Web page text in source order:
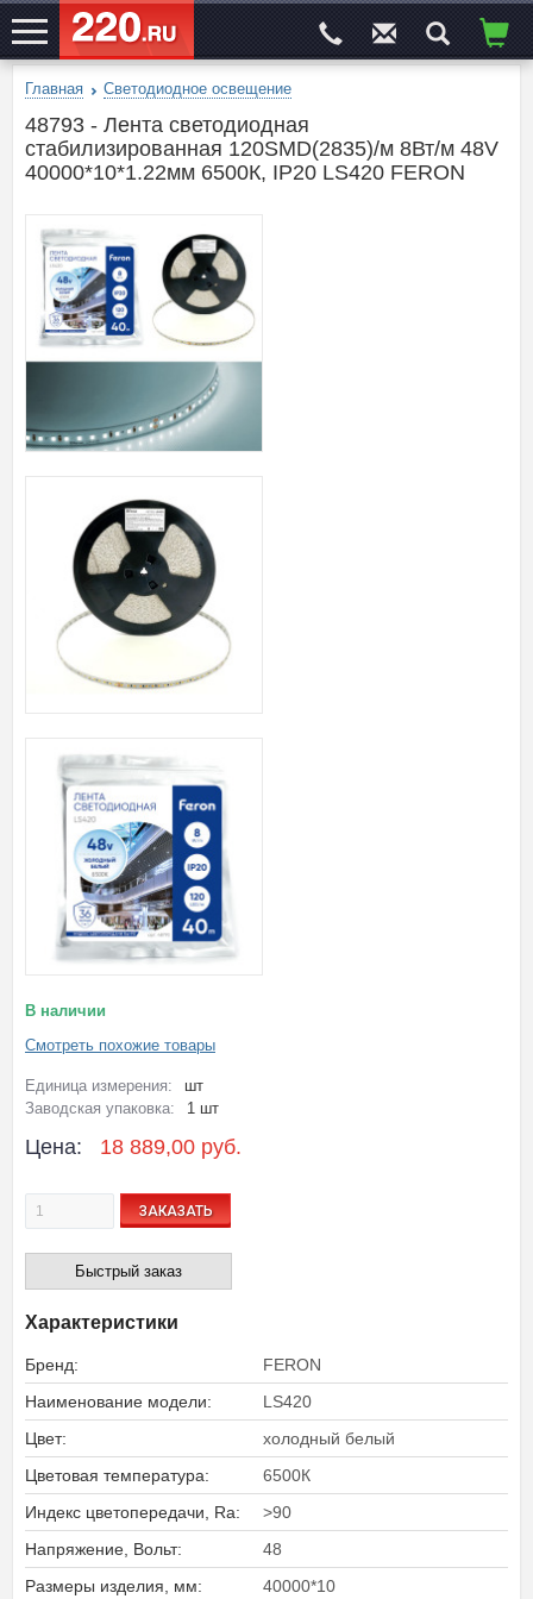
ЭЛЕКТРОСАЙТ№1
Главная Светодиодное освещение
48793 - Лента светодиодная
стабилизированная 120SMD(2835)/м 8Вт/м 48V
40000*10*1.22мм 6500К, IP20 LS420 FERON
В наличии
Смотреть похожие товары
Единица измерения:
шт
Заводская упаковка:
1 шт
Цена: 18 889,00 руб.
ЗАКАЗАТЬ
Быстрый заказ
Характеристики
Бренд:
FERON
Наименование модели:
LS420
Цвет:
холодный белый
Цветовая температура:
6500К
Индекс цветопередачи, Ra:
>90
Напряжение, Вольт:
48
Размеры изделия, мм:
40000*10